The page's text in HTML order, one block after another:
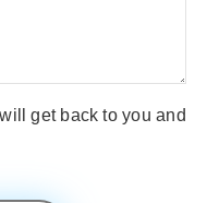
get back to you and